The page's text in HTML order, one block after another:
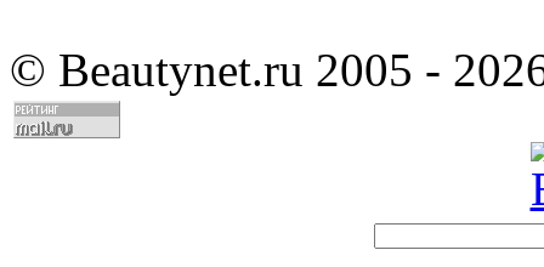
© Beautynet.ru 2005 -